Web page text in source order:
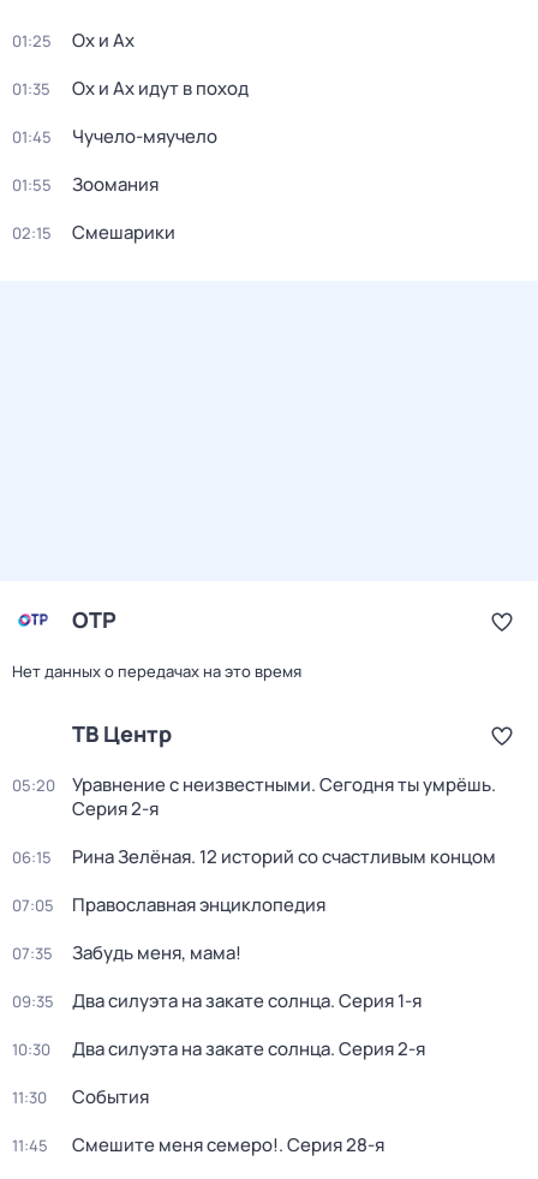
01:25 Ох и Ах
01:35 Ох и Ах идут в поход
01:45 Чучело-мяучело
01:55 Зоомания
02:15 Смешарики
ОТР
Нет данных о передачах на это время
ТВ Центр
05:20 Уравнение с неизвестными. Сегодня ты умрёшь.
Серия 2-я
06:15 Рина Зелёная. 12 историй со счастливым концом
07:05 Православная энциклопедия
07:35 Забудь меня, мама!
09:35 Два силуэта на закате солнца. Серия 1-я
10:30 Два силуэта на закате солнца. Серия 2-я
11:30 События
11:45 Смешите меня семеро!. Серия 28-я